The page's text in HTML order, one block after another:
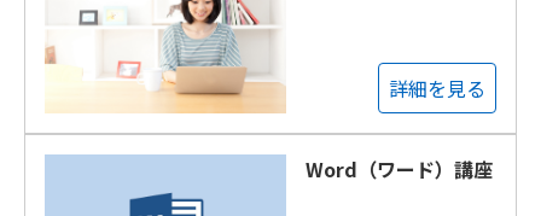
詳細を見る
Word（ワード）講座